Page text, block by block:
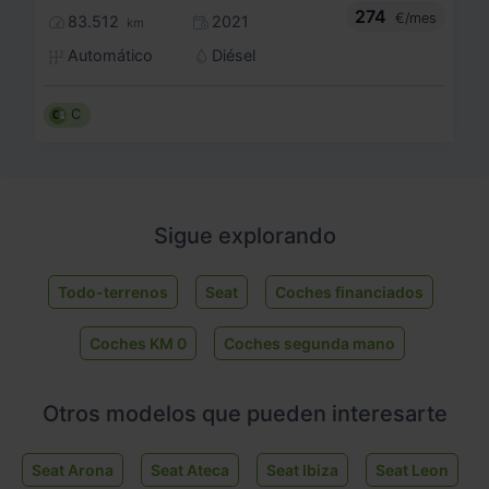
83.512 km
2021
Automático
Diésel
274
€/mes
C
Sigue explorando
Todo-terrenos Seat Coches financiados
Coches KM 0 Coches segunda mano
Otros modelos que pueden interesarte
Seat Arona Seat Ateca Seat Ibiza Seat Leon